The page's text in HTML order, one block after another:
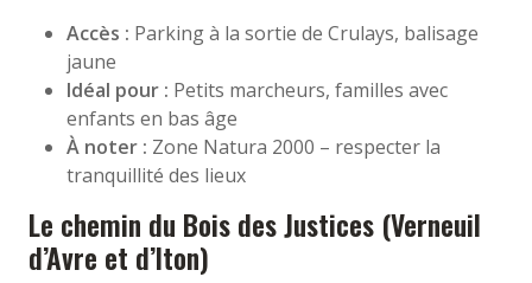
Accès : Parking à la sortie de Crulays, balisage
jaune
Idéal pour : Petits marcheurs, familles avec
enfants en bas âge
À noter : Zone Natura 2000 – respecter la
tranquillité des lieux
Le chemin du Bois des Justices (Verneuil
d’Avre et d’Iton)